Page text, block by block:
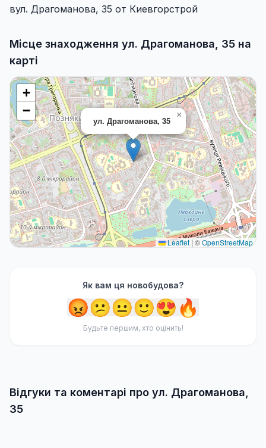
вул. Драгоманова, 35 от Киевгорстрой
Місце знаходження ул. Драгоманова, 35 на
карті
ул. Драгоманова, 35
×
+
−
Leaflet | ©OpenStreetMap
Як вам ця новобудова?
😡😕😐🙂😍🔥
Будьте першим, хто оцінить!
Відгуки та коментарі про ул. Драгоманова,
35